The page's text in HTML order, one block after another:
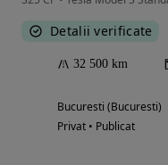
Detalii verificate
32 500 km
Bucuresti (Bucuresti)
Privat • Publicat